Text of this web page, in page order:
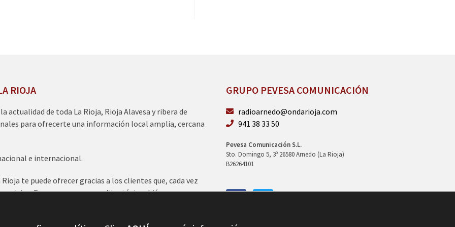
RIOJA
actualidad de toda La Rioja, Rioja Alavesa y ribera de
para ofrecerte una información local amplia, cercana
e internacional.
te puede ofrecer gracias a los clientes que, cada vez
Esperamos que nos elijas tú, también para
GRUPO PEVESA COMUNICACIÓN
radioarnedo@ondarioja.com
941 38 33 50
Pevesa Comunicación S.L.
Sto. Domingo 5, 3º 26580 Arnedo (La Rioja)
B26264101